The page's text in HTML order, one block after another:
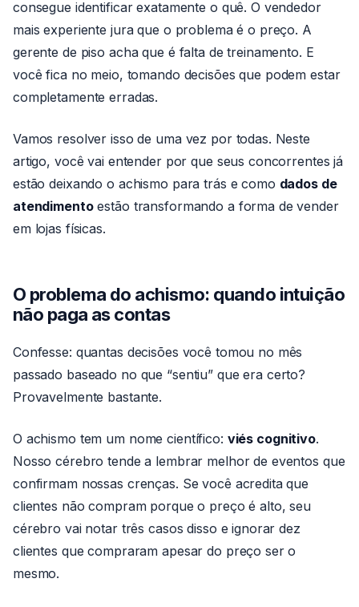
consegue identificar exatamente o quê. O vendedor
mais experiente jura que o problema é o preço. A
gerente de piso acha que é falta de treinamento. E
você fica no meio, tomando decisões que podem estar
completamente erradas.
Vamos resolver isso de uma vez por todas. Neste
artigo, você vai entender por que seus concorrentes já
estão deixando o achismo para trás e como dados de
atendimentoestão transformando a forma de vender
em lojas físicas.
O problema do achismo: quando intuição
não paga as contas
Confesse: quantas decisões você tomou no mês
passado baseado no que “sentiu” que era certo?
Provavelmente bastante.
O achismo tem um nome científico: viés cognitivo.
Nosso cérebro tende a lembrar melhor de eventos que
confirmam nossas crenças. Se você acredita que
clientes não compram porque o preço é alto, seu
cérebro vai notar três casos disso e ignorar dez
clientes que compraram apesar do preço ser o
mesmo.